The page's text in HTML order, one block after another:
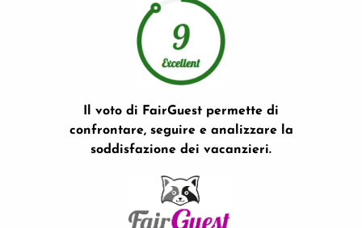
Il voto di FairGuest permette di
confrontare, seguire e analizzare la
soddisfazione dei vacanzieri.